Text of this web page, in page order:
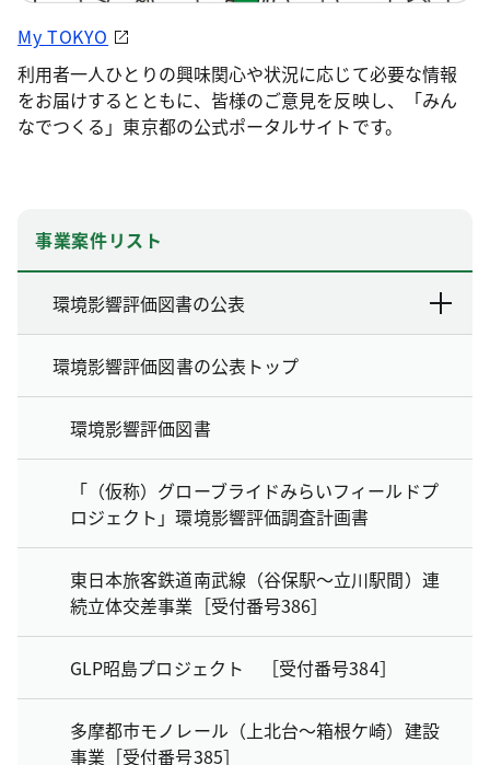
My TOKYO
利用者一人ひとりの興味関心や状況に応じて必要な情報
をお届けするとともに、皆様のご意見を反映し、「みん
なでつくる」東京都の公式ポータルサイトです。
事業案件リスト
環境影響評価図書の公表
環境影響評価図書の公表トップ
環境影響評価図書
「（仮称）グローブライドみらいフィールドプ
ロジェクト」環境影響評価調査計画書
東日本旅客鉄道南武線（谷保駅～立川駅間）連
続立体交差事業［受付番号386］
GLP昭島プロジェクト ［受付番号384］
多摩都市モノレール（上北台～箱根ケ崎）建設
事業［受付番号385］